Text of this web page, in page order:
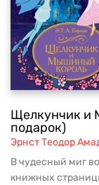
Щелкунчик и
подарок)
Эрнст Теодор
В чудесный миг
книжных